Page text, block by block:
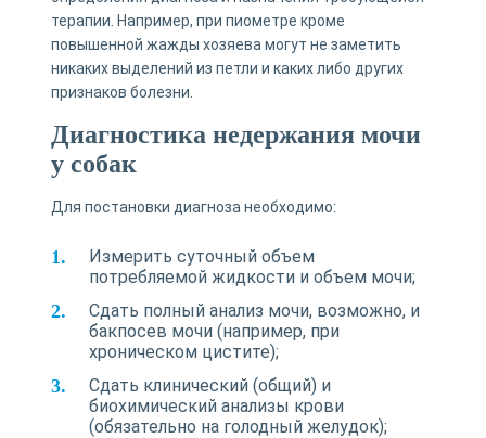
терапии. Например, при пиометре кроме
повышенной жажды хозяева могут не заметить
никаких выделений из петли и каких либо других
признаков болезни.
Диагностика недержания мочи
у собак
Для постановки диагноза необходимо:
Измерить суточный объем
потребляемой жидкости и объем мочи;
Сдать полный анализ мочи, возможно, и
бакпосев мочи (например, при
хроническом цистите);
Сдать клинический (общий) и
биохимический анализы крови
(обязательно на голодный желудок);